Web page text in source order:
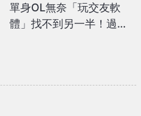
單身OL無奈「玩交友軟
體」找不到另一半！過來